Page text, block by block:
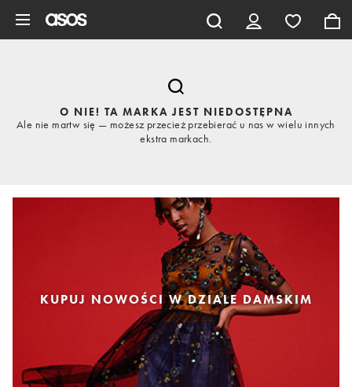
O NIE! TA MARKA JEST NIEDOSTĘPNA
Ale nie martw się — możesz przecież przebierać u nas w wielu innych
ekstra markach.
KUPUJ NOWOŚCI W DZIALE DAMSKIM